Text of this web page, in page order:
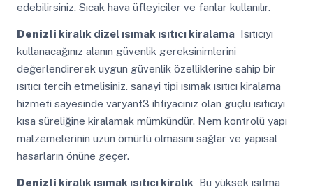
edebilirsiniz. Sıcak hava üfleyiciler ve fanlar kullanılır.
Denizli kiralık dizel ısımak ısıtıcı kiralamaIsıtıcıyı
kullanacağınız alanın güvenlik gereksinimlerini
değerlendirerek uygun güvenlik özelliklerine sahip bir
ısıtıcı tercih etmelisiniz. sanayi tipi ısımak ısıtıcı kiralama
hizmeti sayesinde varyant3 ihtiyacınız olan güçlü ısıtıcıyı
kısa süreliğine kiralamak mümkündür. Nem kontrolü yapı
malzemelerinin uzun ömürlü olmasını sağlar ve yapısal
hasarların önüne geçer.
Denizli kiralık ısımak ısıtıcı kiralık Bu yüksek ısıtma